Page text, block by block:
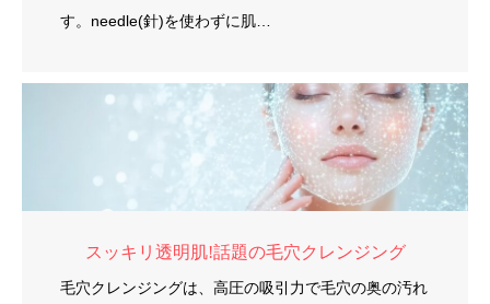
す。needle(針)を使わずに肌…
スッキリ透明肌!話題の毛穴クレンジング
毛穴クレンジングは、高圧の吸引力で毛穴の奥の汚れ